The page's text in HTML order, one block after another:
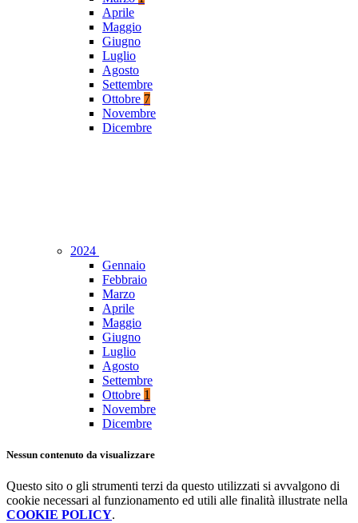
Aprile
Maggio
Giugno
Luglio
Agosto
Settembre
Ottobre 7
Novembre
Dicembre
2024
Gennaio
Febbraio
Marzo
Aprile
Maggio
Giugno
Luglio
Agosto
Settembre
Ottobre 1
Novembre
Dicembre
Nessun contenuto da visualizzare
Questo sito o gli strumenti terzi da questo utilizzati si avvalgono di
cookie necessari al funzionamento ed utili alle finalità illustrate nella
COOKIE POLICY.